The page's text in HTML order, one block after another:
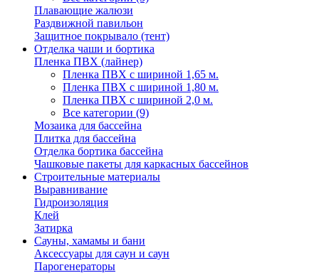
Плавающие жалюзи
Раздвижной павильон
Защитное покрывало (тент)
Отделка чаши и бортика
Пленка ПВХ (лайнер)
Пленка ПВХ с шириной 1,65 м.
Пленка ПВХ с шириной 1,80 м.
Пленка ПВХ с шириной 2,0 м.
Все категории (9)
Мозаика для бассейна
Плитка для бассейна
Отделка бортика бассейна
Чашковые пакеты для каркасных бассейнов
Строительные материалы
Выравнивание
Гидроизоляция
Клей
Затирка
Сауны, хамамы и бани
Аксессуары для саун и саун
Парогенераторы